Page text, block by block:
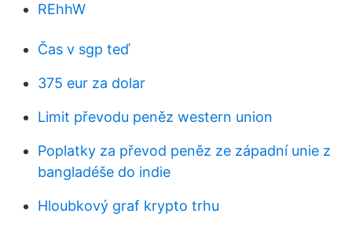
REhhW
Čas v sgp teď
375 eur za dolar
Limit převodu peněz western union
Poplatky za převod peněz ze západní unie z
bangladéše do indie
Hloubkový graf krypto trhu